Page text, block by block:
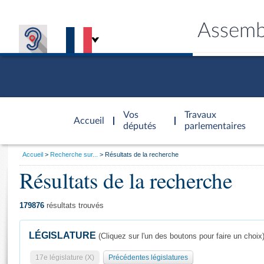
Accueil
d'accueil
Vos
députés
Travaux
parlementaires
Général
Vous
Accueil Recherche sur... Résultats de la recherche
Résultats de la recherche
179876 résultats trouvés
LÉGISLATURE (Cliquez sur l'un des boutons pour faire un choix)
17e législature (X) Précédentes législatures